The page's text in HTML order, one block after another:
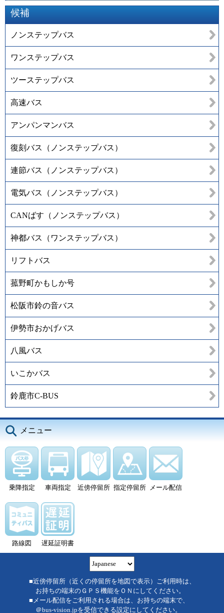
候補
ノンステップバス
ワンステップバス
ツーステップバス
高速バス
アンパンマンバス
復刻バス（ノンステップバス）
連節バス（ノンステップバス）
電気バス（ノンステップバス）
CANばす（ノンステップバス）
神都バス（ワンステップバス）
リフトバス
菰野町かもしか号
松阪市鈴の音バス
伊勢市おかげバス
八風バス
いこかバス
鈴鹿市C-BUS
メニュー
乗降指定 車両指定 近傍停留所 指定停留所 メール配信
路線図 遅延証明書
■近傍停留所（近くの停留所を地図で表示）ご利用時は、
お持ちの端末のＧＰＳ機能をＯＮにしてください。
■メール配信をご利用される場合は、お持ちの端末で、
＠bus-vision.jpを受信できる設定にしてください。